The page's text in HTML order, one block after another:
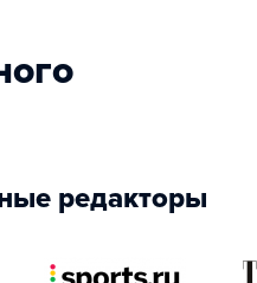
редакторы